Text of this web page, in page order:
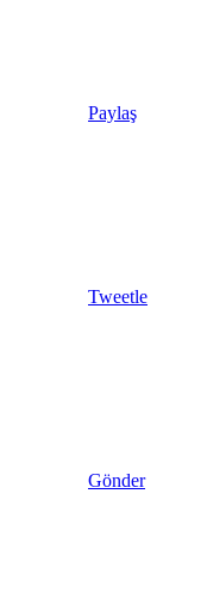
Paylaş
Tweetle
Gönder